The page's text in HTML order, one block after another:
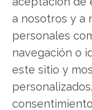
a nosotros y a
personales
navegación o
este sitio y
efectivamente
aprobaciones
Ocugen:
de Ocugen del
Los últimos